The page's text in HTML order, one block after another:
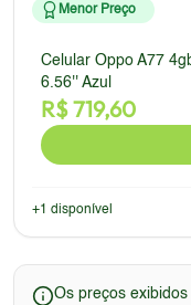
Menor Preço
Celular Oppo A77
6.56'' Azul
R$719,60
+1 disponível
Os preços